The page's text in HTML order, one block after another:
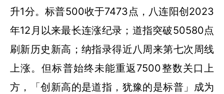
升1分。标普500收于7473点，八连阳创2023
年12月以来最长连涨纪录；道指突破50580点
刷新历史新高；纳指录得近八周来第七次周线
上涨。但标普始终未能重返7500整数关口上
方，「创新高的是道指，犹豫的是标普」成为